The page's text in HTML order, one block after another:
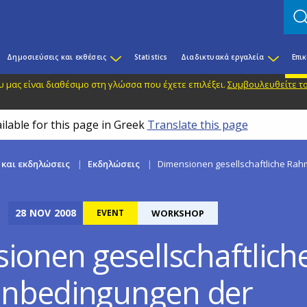
Δημοσιεύσεις και εκθέσεις Statistics Διαδικτυακά εργαλεία
είναι διαθέσιμο στη γλώσσα που έχετε επιλέξει. Συμβουλευθείτε
for this page in Greek Translate this page
εκδηλώσεις Εκδηλώσεις Dimensionen gesellschaftliche
28 NOV 2008 EVENT WORKSHOP
der